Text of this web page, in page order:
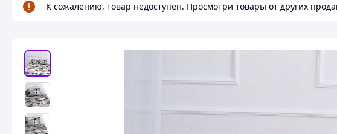
К сожалению, товар недоступен. Просмотри товары от других